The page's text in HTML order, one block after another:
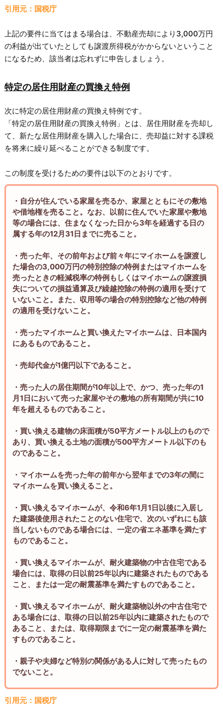
引用元：国税庁
上記の要件に当てはまる場合は、不動産売却により3,000万円
の利益が出ていたとしても譲渡所得税がかからないということ
になるため、該当者は忘れずに申告しましょう。
特定の居住用財産の買換え特例
次に特定の居住用財産の買換え特例です。
「特定の居住用財産の買換え特例」とは、居住用財産を売却し
て、新たな居住用財産を購入した場合に、売却益に対する課税
を将来に繰り延べることができる制度です。
この制度を受けるための要件は以下のとおりです。
・自分が住んでいる家屋を売るか、家屋とともにその敷地
や借地権を売ること。なお、以前に住んでいた家屋や敷地
等の場合には、住まなくなった日から3年を経過する日の
属する年の12月31日までに売ること。
・売った年、その前年および前々年にマイホームを譲渡し
た場合の3,000万円の特別控除の特例またはマイホームを
売ったときの軽減税率の特例もしくはマイホームの譲渡損
失についての損益通算及び繰越控除の特例の適用を受けて
いないこと。また、収用等の場合の特別控除など他の特例
の適用を受けないこと。
・売ったマイホームと買い換えたマイホームは、日本国内
にあるものであること。
・売却代金が1億円以下であること。
・売った人の居住期間が10年以上で、かつ、売った年の1
月1日において売った家屋やその敷地の所有期間が共に10
年を超えるものであること。
・買い換える建物の床面積が50平方メートル以上のもので
あり、買い換える土地の面積が500平方メートル以下のも
のであること。
・マイホームを売った年の前年から翌年までの3年の間に
マイホームを買い換えること。
・買い換えるマイホームが、令和6年1月1日以後に入居し
た建築後使用されたことのない住宅で、次のいずれにも該
当しないものである場合には、一定の省エネ基準を満たす
ものであること。
・買い換えるマイホームが、耐火建築物の中古住宅である
場合には、取得の日以前25年以内に建築されたものである
こと、または一定の耐震基準を満たすものであること。
・買い換えるマイホームが、耐火建築物以外の中古住宅で
ある場合には、取得の日以前25年以内に建築されたもので
あること、または、取得期限までに一定の耐震基準を満た
すものであること。
・親子や夫婦など特別の関係がある人に対して売ったもの
でないこと。
引用元：国税庁